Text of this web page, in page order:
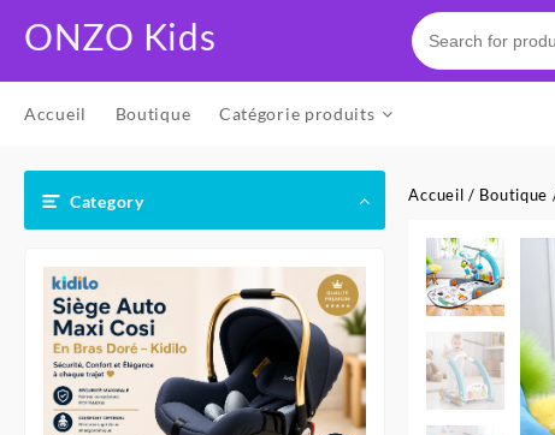
ONZO Kids
Accueil Boutique Catégorie produits
Category Accueil / Boutique